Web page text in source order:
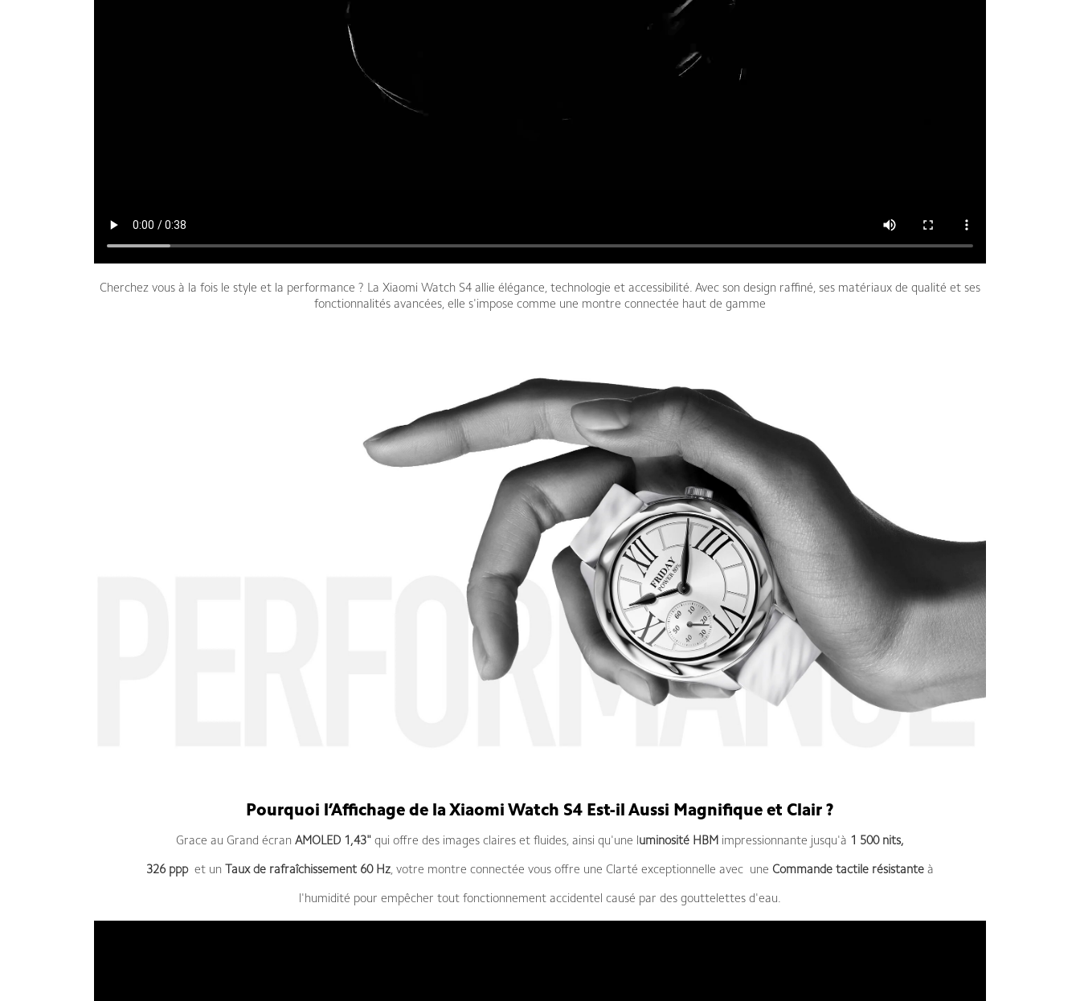
Cherchez vous à la fois le style et la performance ? La Xiaomi Watch S4 allie élégance, technologie et accessibilité. Avec son design raffiné, ses matériaux de qualité et ses
fonctionnalités avancées, elle s'impose comme une montre connectée haut de gamme
Pourquoi l’Affichage de la Xiaomi Watch S4 Est-il Aussi Magnifique et Clair ?
Grace au Grand écran AMOLED 1,43" qui offre des images claires et fluides, ainsi qu'une luminosité HBM impressionnante jusqu'à 1 500 nits,
326 pppet un Taux de rafraîchissement 60 Hz, votre montre connectée vous offre une Clarté exceptionnelle avec une Commande tactile résistante à
l'humidité pour empêcher tout fonctionnement accidentel causé par des gouttelettes d'eau.